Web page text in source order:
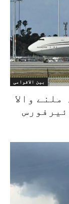
بین الاقوامی
والا